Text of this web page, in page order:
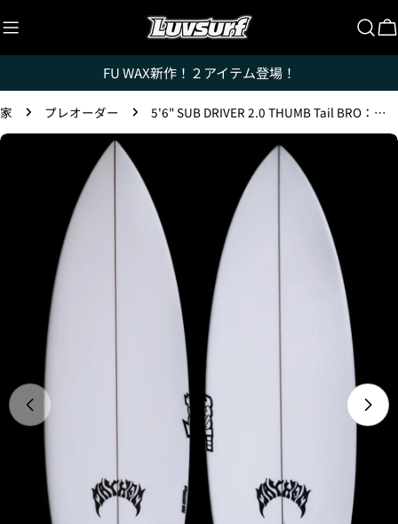
至
内
FU WAX新作！２アイテム登場！
家 プレオーダー 5'6" SUB DRIVER 2.0 THUMB Tail BRO：现在接受 7 月份到货的预订！
跳
模式中打开媒体 0